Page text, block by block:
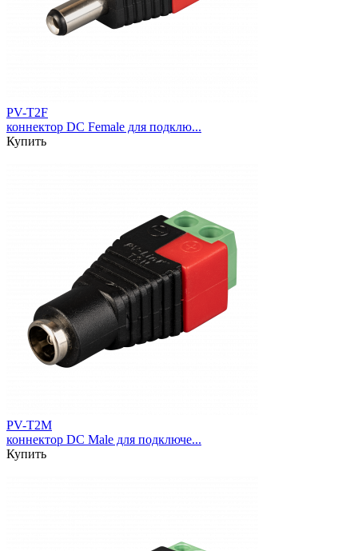
PV-T2F
коннектор DC Female для подклю...
Купить
PV-T2M
коннектор DC Male для подключе...
Купить